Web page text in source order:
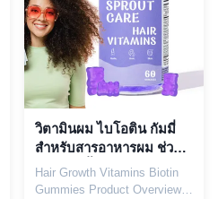
OEM ODM Private Label
Service Shipping Fee
Negotiable Product Name
Biotin Gummies Main
Ingredient Biotin Main
Function Promotes longer,
healthier hair Shelf
วิตามินผม ไบโอติน กัมมี่
สำหรับสารอาหารผม ช่วย
ให้ผิวชุ่มชื้น
Hair Growth Vitamins Biotin
Gummies Product Overview